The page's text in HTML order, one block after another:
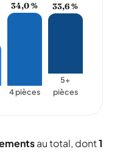
34,0 %
4 pièces
33,6 %
5+
pièces
au total, dont1